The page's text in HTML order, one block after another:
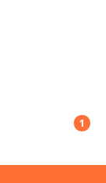
1